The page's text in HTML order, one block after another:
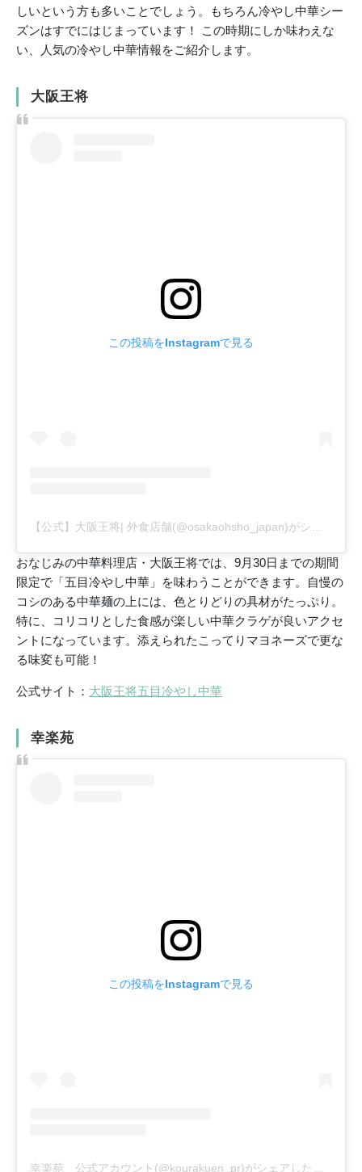
しいという方も多いことでしょう。もちろん冷やし中華シー
ズンはすでにはじまっています！ この時期にしか味わえな
い、人気の冷やし中華情報をご紹介します。
大阪王将
この投稿をInstagramで見る
おなじみの中華料理店・大阪王将では、9月30日までの期間
限定で「五目冷やし中華」を味わうことができます。自慢の
コシのある中華麺の上には、色とりどりの具材がたっぷり。
特に、コリコリとした食感が楽しい中華クラゲが良いアクセ
ントになっています。添えられたこってりマヨネーズで更な
る味変も可能！
公式サイト： 大阪王将五目冷やし中華
幸楽苑
この投稿をInstagramで見る